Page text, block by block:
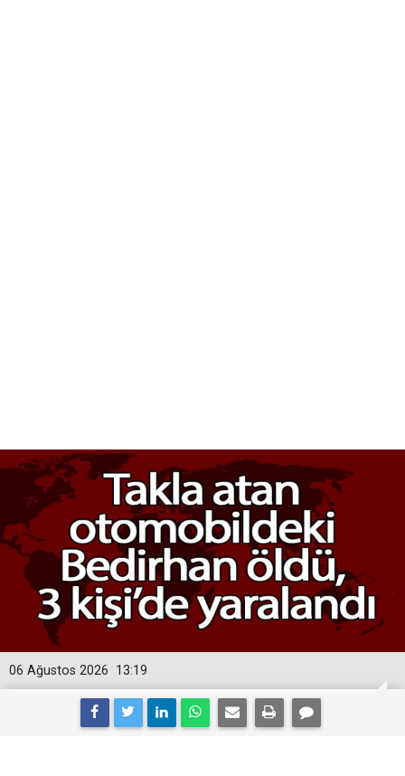
13:19
06 Ağustos 2026